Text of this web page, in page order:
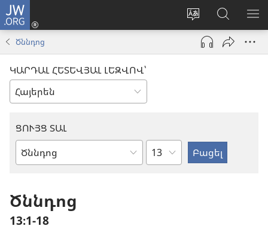
JW.ORG
Փոխել
կայքի
լեզուն
Մուտքագրվել
(բացվումՈրոնում
JW.ORG
կայքում
Ծննդոց
ԿԱՐԴԱԼ ՀԵՏԵՎՅԱԼ ԼԵԶՎՈՎ՝
ՑՈՒՅՑ ՏԱԼ
Աստվածաշնչյան
Ըստ
գլուխների
Ծննդոց
13։1-18